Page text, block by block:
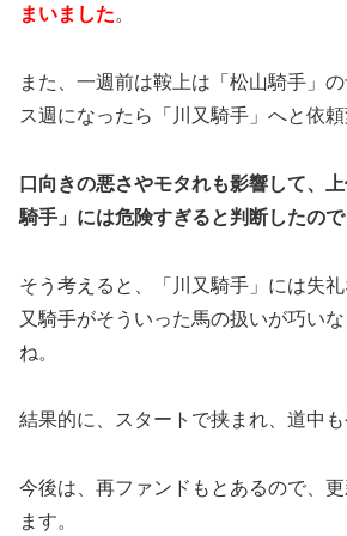
まいました。
また、一週前は鞍上は「松山騎手」
ス週になったら「川又騎手」へと依頼
口向きの悪さやモタれも影響して、
騎手」には危険すぎると判断したの
そう考えると、「川又騎手」には失礼
又騎手がそういった馬の扱いが巧い
ね。
結果的に、スタートで挟まれ、道中も
今後は、再ファンドもとあるので、
ます。